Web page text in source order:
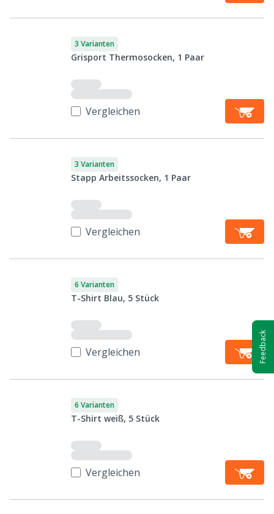
3 Varianten
Grisport Thermosocken, 1 Paar
Vergleichen
3 Varianten
Stapp Arbeitssocken, 1 Paar
Vergleichen
6 Varianten
T-Shirt Blau, 5 Stück
Vergleichen
6 Varianten
T-Shirt weiß, 5 Stück
Vergleichen
Feedback